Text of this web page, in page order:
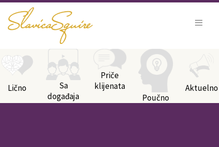
Kategorije bloga
Lično
Sa
događaja
Priče
klijenata
Poučno
Aktuelno